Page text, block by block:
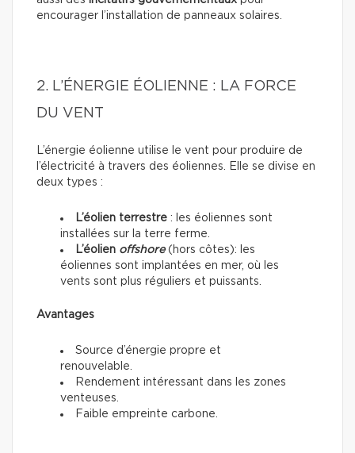
encourager l’installation de panneaux solaires.
2. L’ÉNERGIE ÉOLIENNE : LA FORCE
DU VENT
L’énergie éolienne utilise le vent pour produire de
l’électricité à travers des éoliennes. Elle se divise en
deux types :
L’éolien terrestre : les éoliennes sont
installées sur la terre ferme.
L’éolien offshore(hors côtes): les
éoliennes sont implantées en mer, où les
vents sont plus réguliers et puissants.
Avantages
Source d’énergie propre et
renouvelable.
Rendement intéressant dans les zones
venteuses.
Faible empreinte carbone.